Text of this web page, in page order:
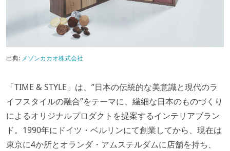
出典: メゾンカカオ株式会社
「TIME & STYLE」は、”日本の伝統的な美意識と現代のラ
イフスタイルの融合”をテーマに、繊細な日本のものづくり
によるオリジナルプロダクトを提案するインテリアブラン
ド。1990年にドイツ・ベルリンにて創業してから、現在は
東京に4か所とオランダ・アムステルダムに店舗を持ち、